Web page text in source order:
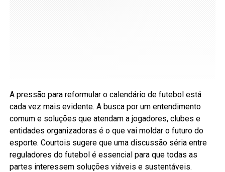
A pressão para reformular o calendário de futebol está
cada vez mais evidente. A busca por um entendimento
comum e soluções que atendam a jogadores, clubes e
entidades organizadoras é o que vai moldar o futuro do
esporte. Courtois sugere que uma discussão séria entre
reguladores do futebol é essencial para que todas as
partes interessem soluções viáveis e sustentáveis.